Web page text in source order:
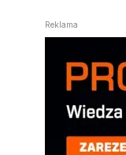
Reklama